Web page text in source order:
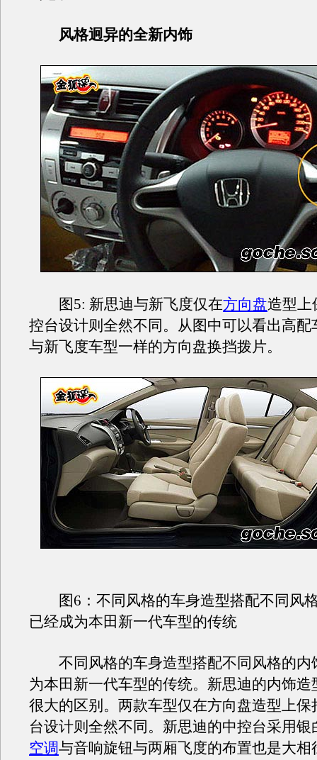
风格迥异的全新内饰
图5: 新思迪与新飞度仅在方向盘造型上
控台设计则全然不同。从图中可以看出高配
与新飞度车型一样的方向盘换挡拨片。
图6：不同风格的车身造型搭配不同风
已经成为本田新一代车型的传统
不同风格的车身造型搭配不同风格的内
为本田新一代车型的传统。新思迪的内饰造
很大的区别。两款车型仅在方向盘造型上保
台设计则全然不同。新思迪的中控台采用银
空调与音响旋钮与两厢飞度的布置也是大相